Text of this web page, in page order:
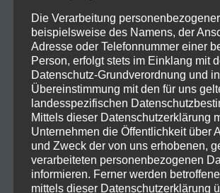
Die Verarbeitung
beispielsweise des Namens, der
Adresse oder Telefonnummer einer
Person, erfolgt stets im Einklang mit
Datenschutz-Grundverordnung und in
Übereinstimmung mit den für uns
landesspezifischen
Mittels dieser Datenschutzerklärung
Unternehmen die Öffentlichkeit über
und Zweck der von uns erhobenen,
verarbeiteten personenbezogenen
informieren. Ferner werden
mittels dieser Datenschutzerklärung